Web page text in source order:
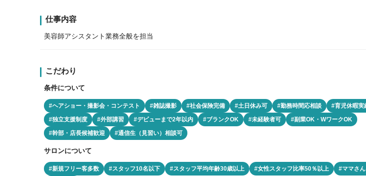
仕事内容
美容師アシスタント業務全般を担当
こだわり
条件について
#ヘアショー・撮影会・コンテスト #雑誌撮影 #社会保険完備 #土日休み可 #勤務時間応相談
#育児休暇実
#独立支援制度
#外部講習 #デビューまで2年以内 #ブランクOK #未経験者可
#副業OK・WワークOK
#幹部・店長候補歓迎
#通信生（見習い）相談可
サロンについて
#新規フリー客多数 #スタッフ10名以下 #スタッフ平均年齢30歳以上 #女性スタッフ比率50％以上
#ママさ